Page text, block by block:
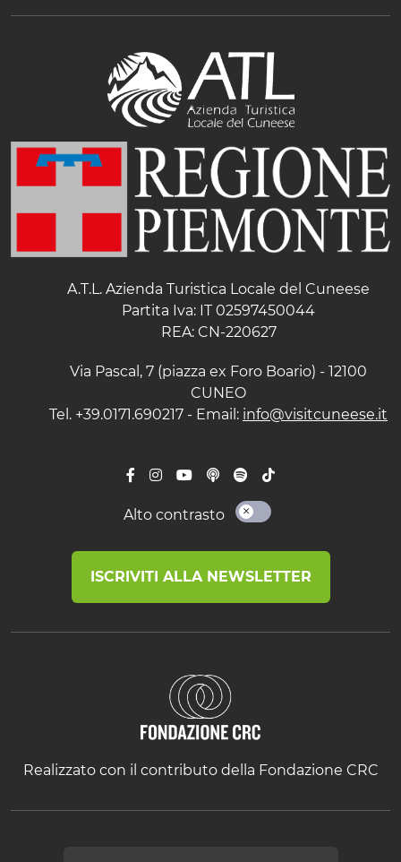
A.T.L. Azienda Turistica Locale del Cuneese
Partita Iva: IT 02597450044
REA: CN-220627
Via Pascal, 7 (piazza ex Foro Boario) - 12100
CUNEO
Tel. +39.0171.690217 - Email: info@visitcuneese.it
Alto contrasto
ISCRIVITI ALLA NEWSLETTER
Realizzato con il contributo della Fondazione CRC